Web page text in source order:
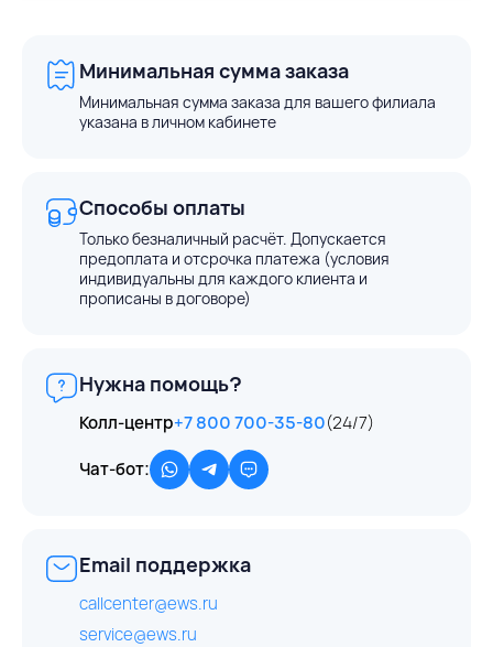
Минимальная сумма заказа
Минимальная сумма заказа для вашего филиала
указана в личном кабинете
Способы оплаты
Только безналичный расчёт. Допускается
предоплата и отсрочка платежа (условия
индивидуальны для каждого клиента и
прописаны в договоре)
Нужна помощь?
Колл-центр+7 800 700-35-80(24/7)
Чат-бот:
Email поддержка
callcenter@ews.ru
service@ews.ru